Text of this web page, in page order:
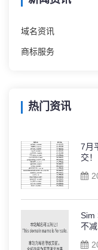
域名资讯
商标服务
热门资讯
7月
交！
Sim
不减